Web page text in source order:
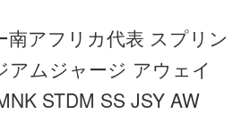
アフリカ代表 スプリン
アムジャージ アウェイ
STDM SS JSY AW